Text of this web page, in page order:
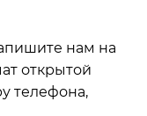
нам на
открытой
телефона,